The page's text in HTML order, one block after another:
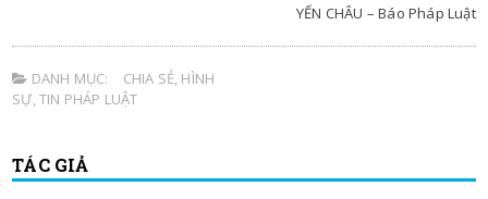
YẾN CHÂU – Báo Pháp Luật
DANH MỤC: CHIA SẺ, HÌNH
SỰ,TIN PHÁP LUẬT
TÁC GIẢ